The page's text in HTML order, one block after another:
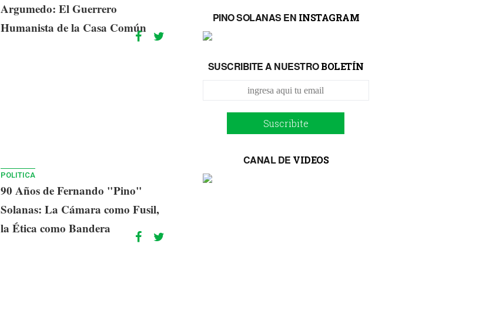
Argumedo: El Guerrero
Humanista de la Casa Común
POLITICA
90 Años de Fernando "Pino"
Solanas: La Cámara como Fusil,
la Ética como Bandera
PINO SOLANAS EN INSTAGRAM
SUSCRIBITE A NUESTROBOLETÍN
Suscribite
CANAL DE VIDEOS